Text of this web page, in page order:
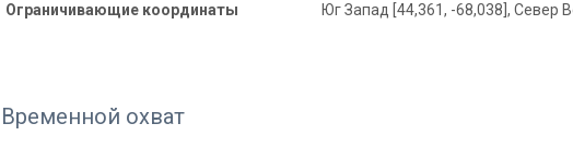
Ограничивающие координаты Юг Запад [44,361, -68,038], Север
Временной охват